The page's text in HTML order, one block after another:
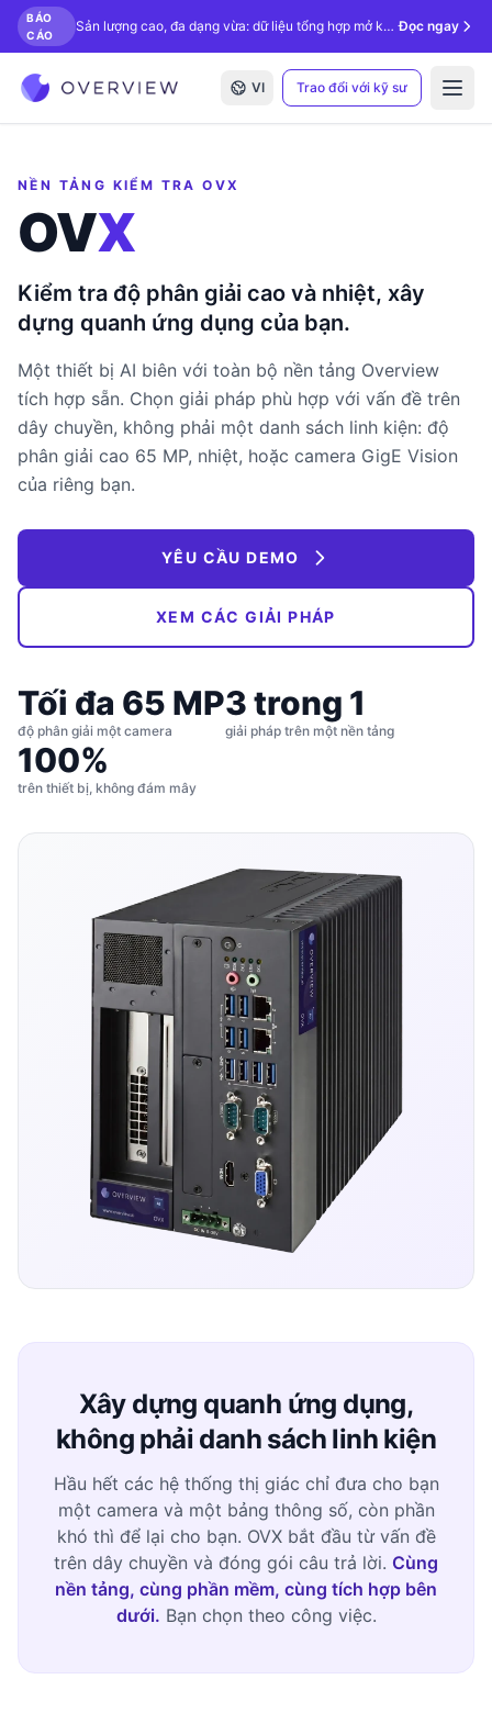
BÁO
CÁO
Sản lượng cao, đa dạng vừa: dữ liệu tổng hợp mở khóa kiểm tra bằng AI. Đọc ngay
VI Trao đổi với kỹ sư
NỀN TẢNG KIỂM TRA OVX
OVX
Kiểm tra độ phân giải cao và nhiệt, xây
dựng quanh ứng dụng của bạn.
Một thiết bị AI biên với toàn bộ nền tảng Overview
tích hợp sẵn. Chọn giải pháp phù hợp với vấn đề trên
dây chuyền, không phải một danh sách linh kiện: độ
phân giải cao 65 MP, nhiệt, hoặc camera GigE Vision
của riêng bạn.
YÊU CẦU DEMO
XEM CÁC GIẢI PHÁP
Tối đa 65 MP
độ phân giải một camera
3 trong 1
giải pháp trên một nền tảng
100%
trên thiết bị, không đám mây
Xây dựng quanh ứng dụng,
không phải danh sách linh kiện
Hầu hết các hệ thống thị giác chỉ đưa cho bạn
một camera và một bảng thông số, còn phần
khó thì để lại cho bạn. OVX bắt đầu từ vấn đề
trên dây chuyền và đóng gói câu trả lời. Cùng
nền tảng, cùng phần mềm, cùng tích hợp bên
dưới. Bạn chọn theo công việc.